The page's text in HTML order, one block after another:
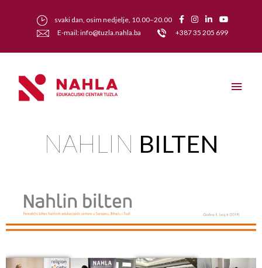
svaki dan, osim nedjelje, 10.00–20.00
E-mail: info@tuzla.nahla.ba
+387 35 205 699
NAHLIN BILTEN